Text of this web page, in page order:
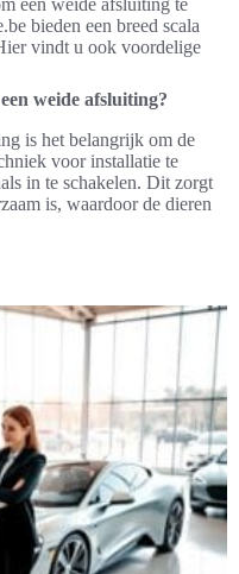
een weide afsluiting te
bieden een breed scala
vindt u ook voordelige
weide afsluiting?
is het belangrijk om de
voor installatie te
in te schakelen. Dit zorgt
is, waardoor de dieren